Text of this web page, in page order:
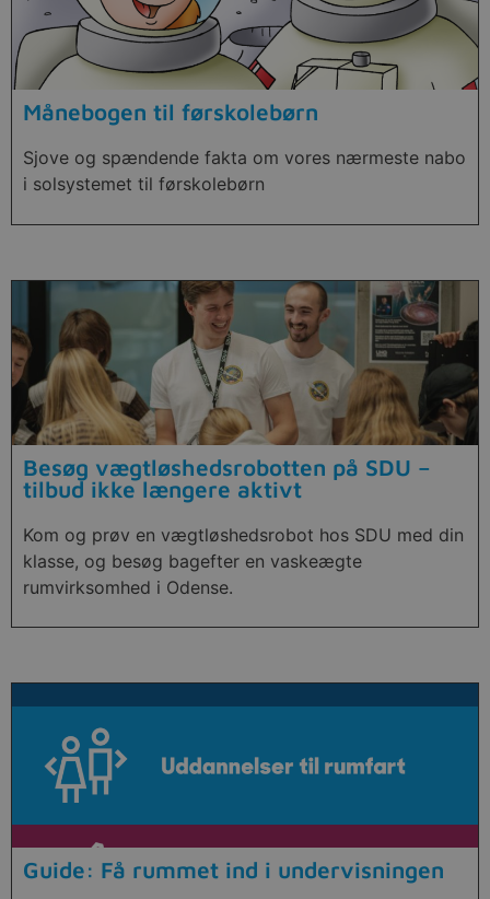
Månebogen til førskolebørn
Sjove og spændende fakta om vores nærmeste nabo
i solsystemet til førskolebørn
Besøg vægtløshedsrobotten på SDU –
tilbud ikke længere aktivt
Kom og prøv en vægtløshedsrobot hos SDU med din
klasse, og besøg bagefter en vaskeægte
rumvirksomhed i Odense.
Guide: Få rummet ind i undervisningen